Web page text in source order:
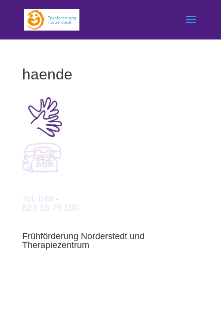
haende
Tel. 040 -
823 15 75 100
Frühförderung Norderstedt und
Therapiezentrum